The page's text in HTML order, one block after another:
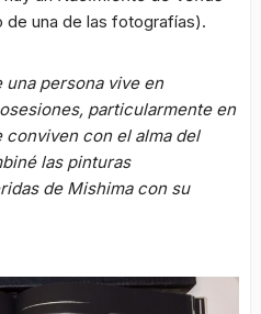
una de las fotografías).
una persona vive en
particularmente en
conviven con el alma del
las pinturas
de Mishima con su